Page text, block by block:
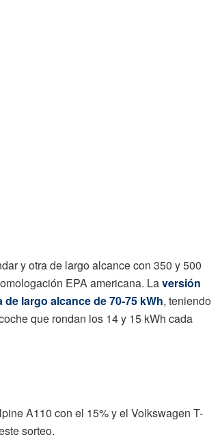
y otra de largo alcance con 350 y 500
EPA americana. Laversión
largo alcance de 70-75 kWh, teniendo
que rondan los 14 y 15 kWh cada
A110 con el 15% y el Volkswagen T-
sorteo.